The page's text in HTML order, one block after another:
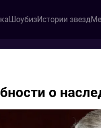
ШоубизИстории звезд
о